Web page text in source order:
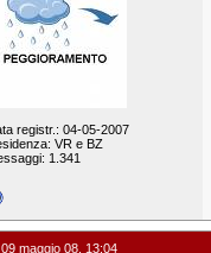
registr.: 04-05-2007
VR e BZ
1.341
09 maggio 08, 13:04